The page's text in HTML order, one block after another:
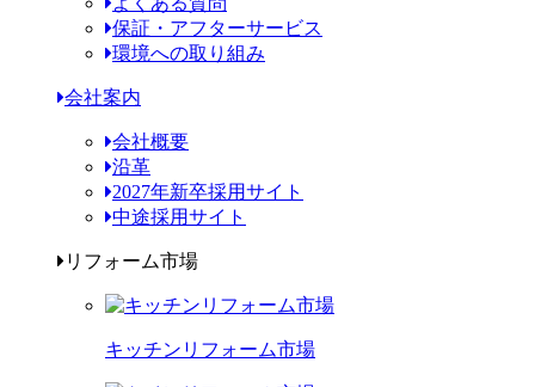
保証・アフターサービス
環境への取り組み
会社案内
会社概要
沿革
2027年新卒採用サイト
中途採用サイト
リフォーム市場
キッチンリフォーム市場